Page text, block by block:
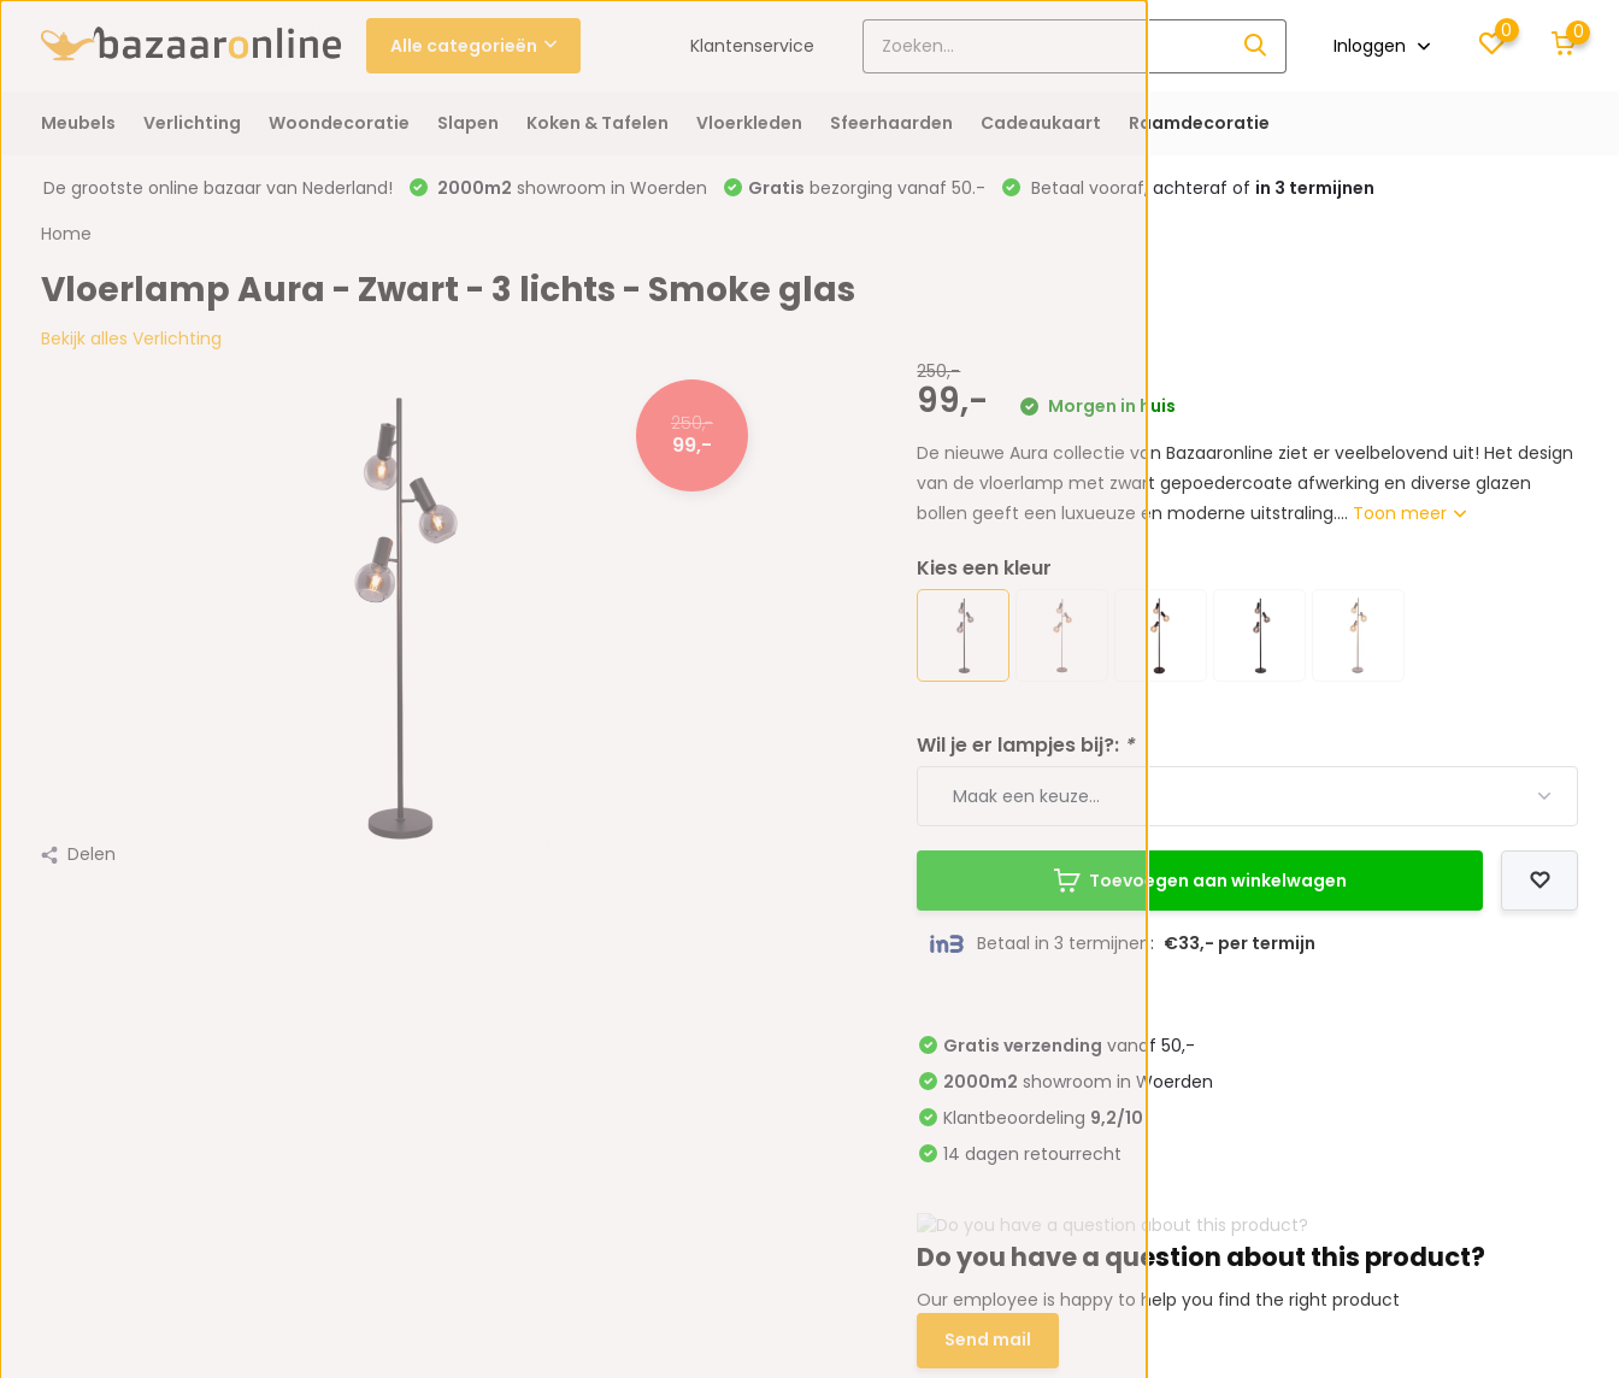
Alle categorieën Klantenservice Inloggen
0 0
Meubels Verlichting Woondecoratie Slapen Koken & Tafelen Vloerkleden Sfeerhaarden Cadeaukaart Raamdecoratie
De grootste online bazaar van Nederland! 2000m2 showroom in Woerden Gratis bezorging vanaf 50.- Betaal vooraf, achteraf of in 3 termijnen
Home
Vloerlamp Aura - Zwart - 3 lichts - Smoke glas
Bekijk alles Verlichting
250,-
99,-
Delen
250,-
99,-
Morgen in huis
De nieuwe Aura collectie van Bazaaronline ziet er veelbelovend uit! Het design
van de vloerlamp met zwart gepoedercoate afwerking en diverse glazen
bollen geeft een luxueuze en moderne uitstraling.... Toon meer
Kies een kleur
Wil je er lampjes bij?: *
Toevoegen aan winkelwagen
Betaal in 3 termijnen: €33,- per termijn
Gratis verzending vanaf 50,-
2000m2 showroom in Woerden
Klantbeoordeling 9,2/10
14 dagen retourrecht
Do you have a question about this product?
Our employee is happy to help you find the right product
Send mail